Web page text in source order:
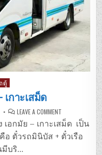
ตู้
กาะเสม็ด
LEAVE A COMMENTON
รถ
มิ
นิ
บัส
เอกมัย
อกมัย – เกาะเสม็ด เป็น
อ ตั๋วรถมินิบัส + ตั๋วเรือ
มีบริ…